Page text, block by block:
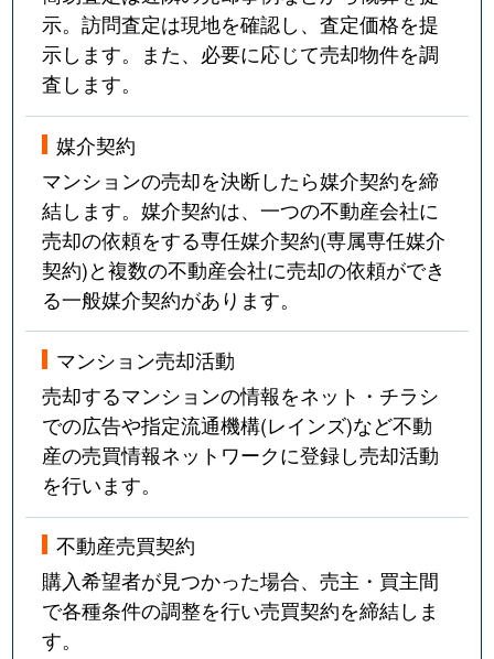
示。訪問査定は現地を確認し、査定価格を提
示します。また、必要に応じて売却物件を調
査します。
媒介契約
マンションの売却を決断したら媒介契約を締
結します。媒介契約は、一つの不動産会社に
売却の依頼をする専任媒介契約(専属専任媒介
契約)と複数の不動産会社に売却の依頼ができ
る一般媒介契約があります。
マンション売却活動
売却するマンションの情報をネット・チラシ
での広告や指定流通機構(レインズ)など不動
産の売買情報ネットワークに登録し売却活動
を行います。
不動産売買契約
購入希望者が見つかった場合、売主・買主間
で各種条件の調整を行い売買契約を締結しま
す。